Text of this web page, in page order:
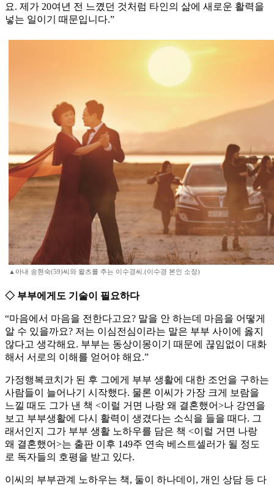
요. 제가 20여년 전 느꼈던 것처럼 타인의 삶에 새로운 활력을
넣는 일이기 때문입니다.”
▲아내 송현숙(59)씨와 왈츠를 추는 이수경씨.(이수경 본인 소장)
◇ 부부에게도 기술이 필요하다
“마음에서 마음을 전한다고요? 말을 안 하는데 마음을 어떻게
알 수 있을까요? 저는 이심전심이라는 말은 부부 사이에 옳지
않다고 생각해요. 부부는 동상이몽이기 때문에 끊임없이 대화
해서 서로의 이해를 얻어야 해요.”
가정행복코치가 된 후 그에게 부부 생활에 대한 조언을 구하는
사람들이 늘어나기 시작했다. 물론 이씨가 가장 크게 보람을
느낄 때도 그가 낸 책 <이럴 거면 나랑 왜 결혼했어>나 강연을
보고 부부생활에 다시 활력이 생겼다는 소식을 들을 때다. 그
래서인지 그가 부부 생활 노하우를 담은 책 <이럴 거면 나랑
왜 결혼했어>는 출판 이후 149주 연속 베스트셀러가 될 정도
로 독자들의 호평을 받고 있다.
이씨의 부부관계 노하우는 책, 둘이 하나데이, 개인 상담 등 다